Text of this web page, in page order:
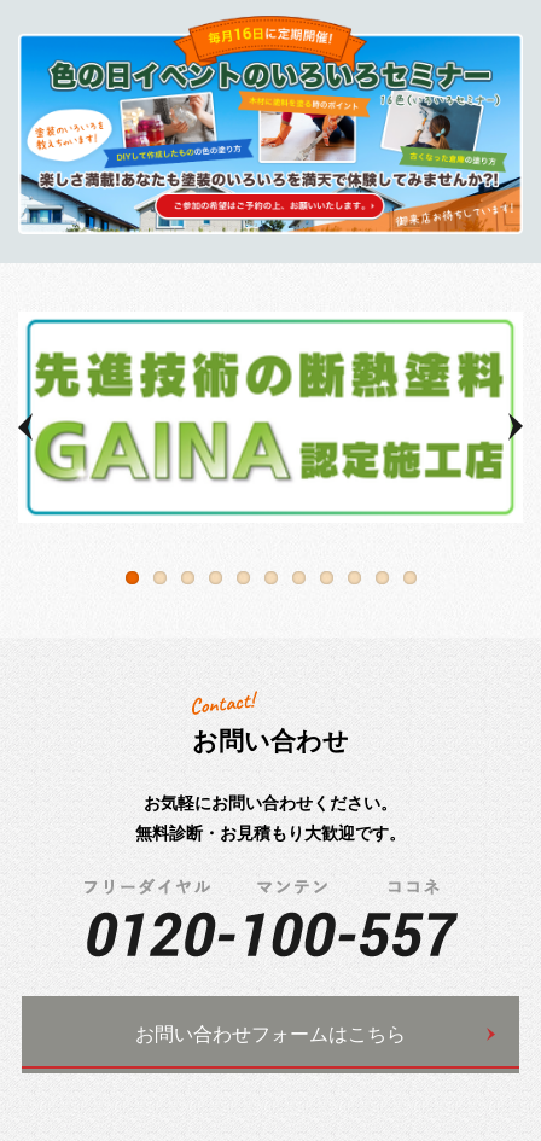
お問い合わせ
お気軽にお問い合わせください。
無料診断・お見積もり大歓迎です。
お問い合わせフォームはこちら